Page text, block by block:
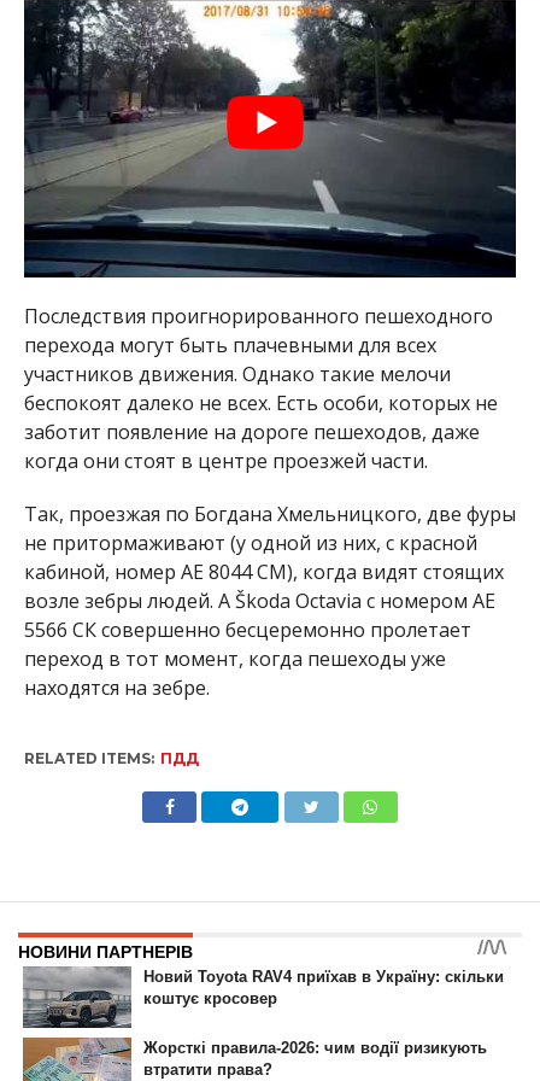
Последствия проигнорированного пешеходного
перехода могут быть плачевными для всех
участников движения. Однако такие мелочи
беспокоят далеко не всех. Есть особи, которых не
заботит появление на дороге пешеходов, даже
когда они стоят в центре проезжей части.
Так, проезжая по Богдана Хмельницкого, две фуры
не притормаживают (у одной из них, с красной
кабиной, номер АЕ 8044 СМ), когда видят стоящих
возле зебры людей. А Škoda Octavia с номером АЕ
5566 СК совершенно бесцеремонно пролетает
переход в тот момент, когда пешеходы уже
находятся на зебре.
RELATED ITEMS: ПДД